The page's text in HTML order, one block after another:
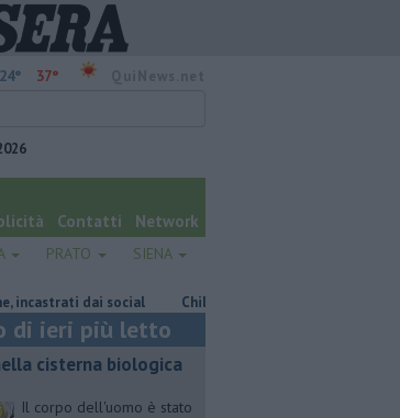
24° 37°
Contatti Network
PRATO SIENA
dai social Chili di droga nascosti nel frigo del
di ieri più letto
cisterna biologica
Il corpo dell'uomo è stato